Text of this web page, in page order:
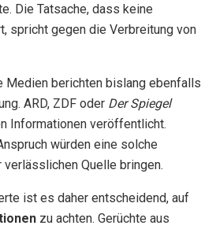
Die Tatsache, dass keine
spricht gegen die Verbreitung von
Medien berichten bislang ebenfalls
ARD, ZDF oder Der Spiegel
Informationen veröffentlicht.
würden eine solche
verlässlichen Quelle bringen.
ist es daher entscheidend, auf
zu achten. Gerüchte aus